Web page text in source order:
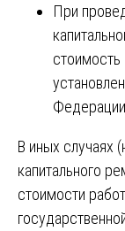
При
стоимость
В иных случаях
капитального
стоимости